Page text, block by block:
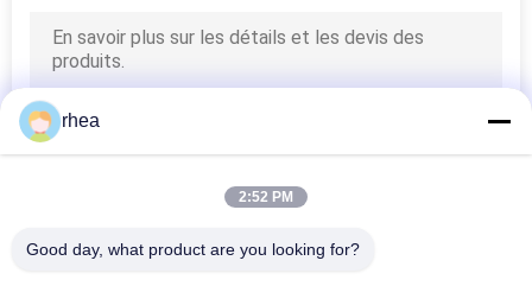
rhea
2:52 PM
Good day, what product are you looking for?